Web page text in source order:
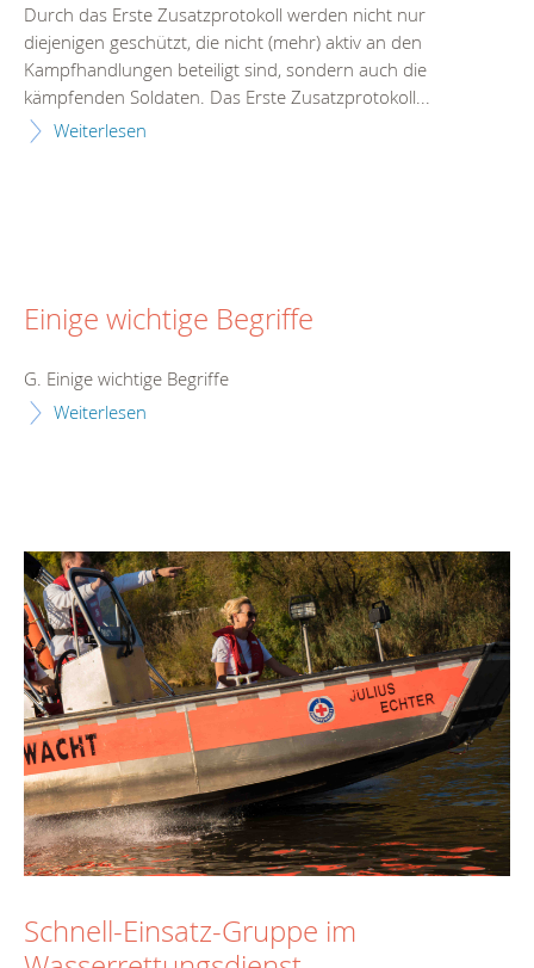
Durch das Erste Zusatzprotokoll werden nicht nur
diejenigen geschützt, die nicht (mehr) aktiv an den
Kampfhandlungen beteiligt sind, sondern auch die
kämpfenden Soldaten. Das Erste Zusatzprotokoll...
Weiterlesen
Einige wichtige Begriffe
G. Einige wichtige Begriffe
Weiterlesen
Schnell-Einsatz-Gruppe im